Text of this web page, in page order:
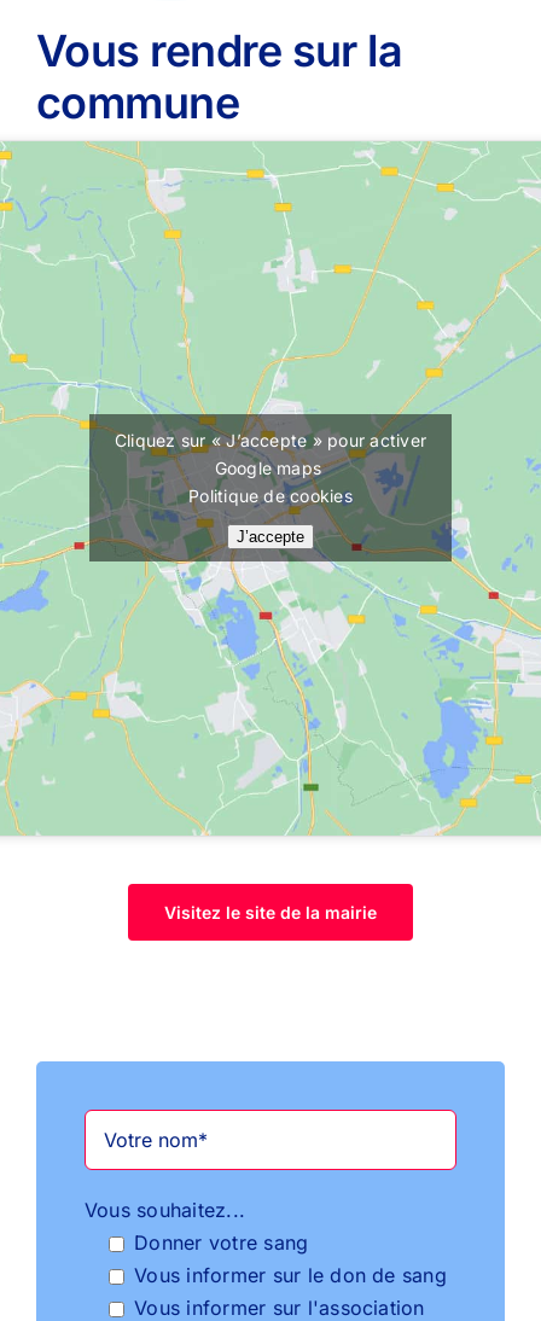
Vous rendre sur la
commune
Cliquez sur « J’accepte » pour activer
Google maps
Politique de cookies
J’accepte
Visitez le site de la mairie
Vous souhaitez...
Donner votre sang
Vous informer sur le don de sang
Vous informer sur l'association